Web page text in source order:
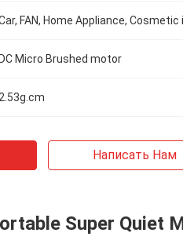
DC Micro Brushed motor
2.53g.cm
Написать Нам
Super Quiet